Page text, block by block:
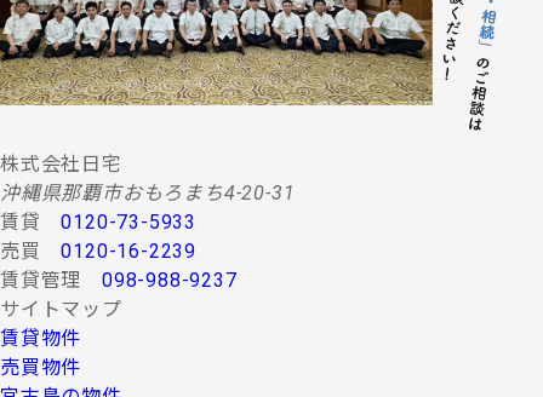
株式会社日宅
沖縄県那覇市おもろまち4-20-31
賃貸0120-73-5933
売買0120-16-2239
賃貸管理 098-988-9237
サイトマップ
賃貸物件
売買物件